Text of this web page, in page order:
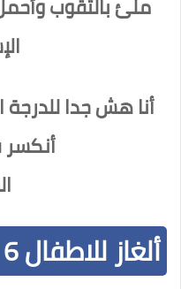
أنا هش جدا
ألغاز للاطفال 6 سنوات